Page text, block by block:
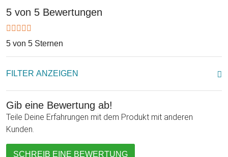
5 von 5 Bewertungen
5 von 5 Sternen
FILTER ANZEIGEN
Gib eine Bewertung ab!
Teile Deine Erfahrungen mit dem Produkt mit anderen
Kunden.
SCHREIB EINE BEWERTUNG